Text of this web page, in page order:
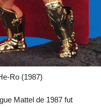
Ro (1987)
Mattel de 1987 fut